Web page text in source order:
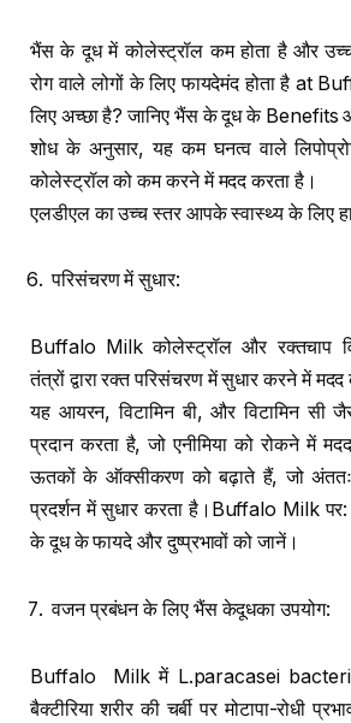
भैंस के दूध में कोलेस्ट्रॉल कम होता है और
रोग वाले लोगों के लिए फायदेमंद होता है at
लिए अच्छा है? जानिए भैंस के दूध के
शोध के अनुसार, यह कम घनत्व वाले
कोलेस्ट्रॉल को कम करने में मदद करता है।
एलडीएल का उच्च स्तर आपके स्वास्थ्य के लिए
परिसंचरण में सुधार:
Buffalo Milk कोलेस्ट्रॉल और रक्तचाप
तंत्रों द्वारा रक्त परिसंचरण में सुधार करने में
यह आयरन, विटामिन बी, और विटामिन सी
प्रदान करता है, जो एनीमिया को रोकने में
ऊतकों के ऑक्सीकरण को बढ़ाते हैं, जो अंततः
प्रदर्शन में सुधार करता है।Buffalo Milk
के दूध के फायदे और दुष्प्रभावों को जानें।
वजन प्रबंधन के लिए भैंस केदूधका उपयोग:
Buffalo Milk में L.paracasei
बैक्टीरिया शरीर की चर्बी पर मोटापा-रोधी